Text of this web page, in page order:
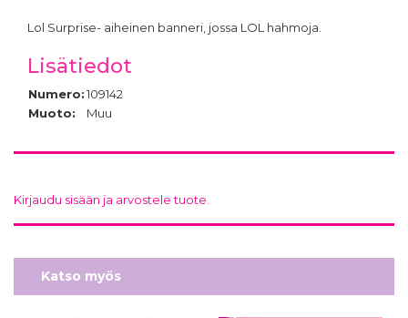
Lol Surprise- aiheinen banneri, jossa LOL hahmoja.
Lisätiedot
Numero:109142
Muoto:
Muu
Kirjaudu sisään ja arvostele tuote.
Katso myös